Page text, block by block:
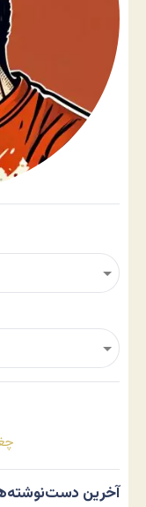
آخرین